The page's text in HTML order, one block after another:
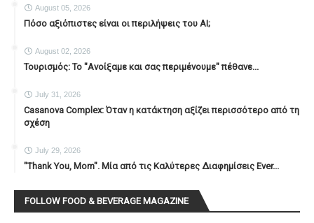
August 05, 2026
Πόσο αξιόπιστες είναι οι περιλήψεις του ΑΙ;
August 02, 2026
Τουρισμός: Το "Ανοίξαμε και σας περιμένουμε" πέθανε...
July 31, 2026
Casanova Complex: Όταν η κατάκτηση αξίζει περισσότερο από τη
σχέση
July 29, 2026
"Thank You, Mοm". Μία από τις Καλύτερες Διαφημίσεις Ever...
FOLLOW FOOD & BEVERAGE MAGAZINE